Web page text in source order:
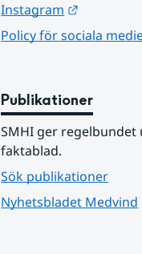
Instagram
Policy för sociala
Publikationer
SMHI ger
faktablad.
Sök publikationer
Nyhetsbladet Medvind